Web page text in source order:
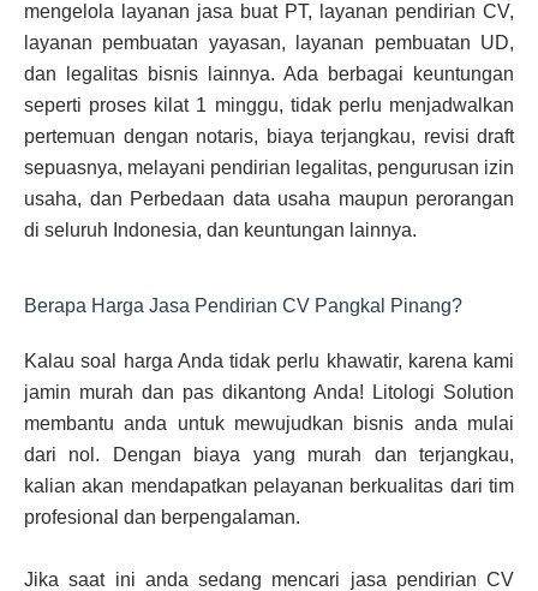
mengelola layanan jasa buat PT, layanan pendirian CV,
layanan pembuatan yayasan, layanan pembuatan UD,
dan legalitas bisnis lainnya. Ada berbagai keuntungan
seperti proses kilat 1 minggu, tidak perlu menjadwalkan
pertemuan dengan notaris, biaya terjangkau, revisi draft
sepuasnya, melayani pendirian legalitas, pengurusan izin
usaha, dan Perbedaan data usaha maupun perorangan
di seluruh Indonesia, dan keuntungan lainnya.
Berapa Harga Jasa Pendirian CV Pangkal Pinang?
Kalau soal harga Anda tidak perlu khawatir, karena kami
jamin murah dan pas dikantong Anda! Litologi Solution
membantu anda untuk mewujudkan bisnis anda mulai
dari nol. Dengan biaya yang murah dan terjangkau,
kalian akan mendapatkan pelayanan berkualitas dari tim
profesional dan berpengalaman.
Jika saat ini anda sedang mencari jasa pendirian CV